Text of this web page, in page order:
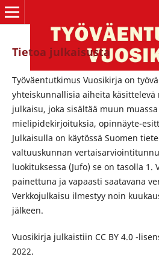
Tietoa julkaisusta
Työväentutkimus Vuosikirja on
yhteiskunnallisia aiheita
julkaisu, joka sisältää muun
mielipidekirjoituksia, opinnäyte-
Julkaisulla on käytössä Suomen
valtuuskunnan
luokituksessa (Jufo) se on tasolla 1.
painettuna ja vapaasti saatavana
Verkkojulkaisu ilmestyy noin
jälkeen.
Vuosikirja julkaistiin CC BY 4.0 -
2022.